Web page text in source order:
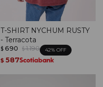
T-SHIRT NYCHUM RUSTY
- Terracota
$ 690 $ 1.190 42
$ 587